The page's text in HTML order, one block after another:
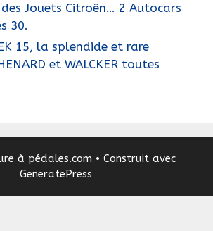
Jouets Citroën… 2 Autocars
30.
15, la splendide et rare
et WALCKER toutes
à pédales.com • Construit avec
GeneratePress